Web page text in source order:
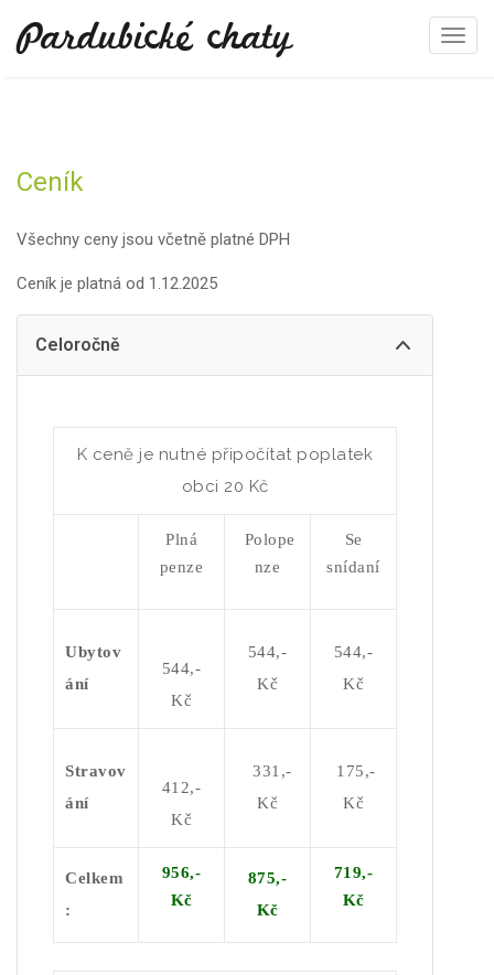
Pardubické chaty
T
Ceník
Všechny ceny jsou včetně platné DPH
Ceník je platná od 1.12.2025
Celoročně
K ceně je nutné připočítat poplatek
obci 20 Kč
Plná
penze
Polope
nze
Se
snídaní
Ubytov
ání
544,-
Kč
544,-
Kč
544,-
Kč
Stravov
ání
412,-
Kč
331,-
Kč
175,-
Kč
Celkem
:
956,-
Kč
875,-
Kč
719,-
Kč